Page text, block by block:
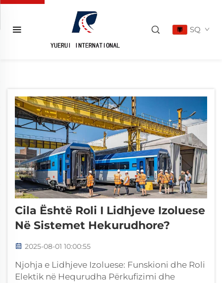
SQ
Cila Është Roli I Lidhjeve Izoluese
Në Sistemet Hekurudhore?
2025-08-01 10:00:55
Njohja e Lidhjeve Izoluese: Funskioni dhe Roli
Elektik në Hequrudha Përkufizimi dhe